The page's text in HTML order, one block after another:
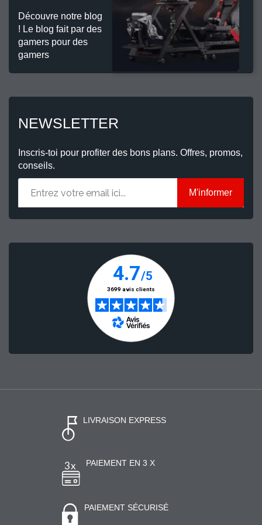
Découvre notre blog
! Le blog fait par des
gamers pour des
gamers
NEWSLETTER
Inscris-toi pour profiter des bons plans. Offres, promos,
conseils.
M'informer
LIVRAISON EXPRESS
PAIEMENT EN 3 X
PAIEMENT SÉCURISÉ